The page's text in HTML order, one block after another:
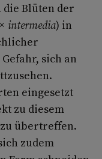
Blüten der
intermedia) in
sich an
eingesetzt
zu diesem
übertreffen.
zudem